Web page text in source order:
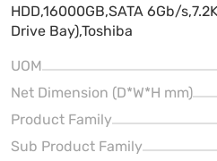
HDD,16000GB,SATA 6Gb/
Drive Bay),Toshiba
UOM
Net Dimension (D*W*H mm)
Product Family
Sub Product Family